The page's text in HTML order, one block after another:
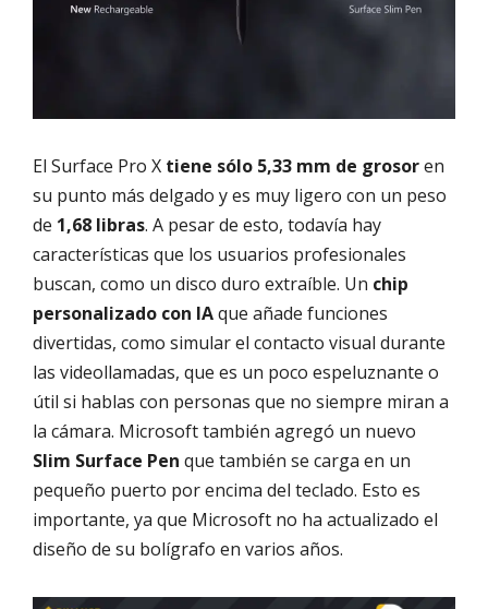
El Surface Pro X tiene sólo 5,33 mm de grosoren
su punto más delgado y es muy ligero con un peso
de 1,68 libras. A pesar de esto, todavía hay
características que los usuarios profesionales
buscan, como un disco duro extraíble. Un chip
personalizado con IAque añade funciones
divertidas, como simular el contacto visual durante
las videollamadas, que es un poco espeluznante o
útil si hablas con personas que no siempre miran a
la cámara. Microsoft también agregó un nuevo
Slim Surface Pen que también se carga en un
pequeño puerto por encima del teclado. Esto es
importante, ya que Microsoft no ha actualizado el
diseño de su bolígrafo en varios años.